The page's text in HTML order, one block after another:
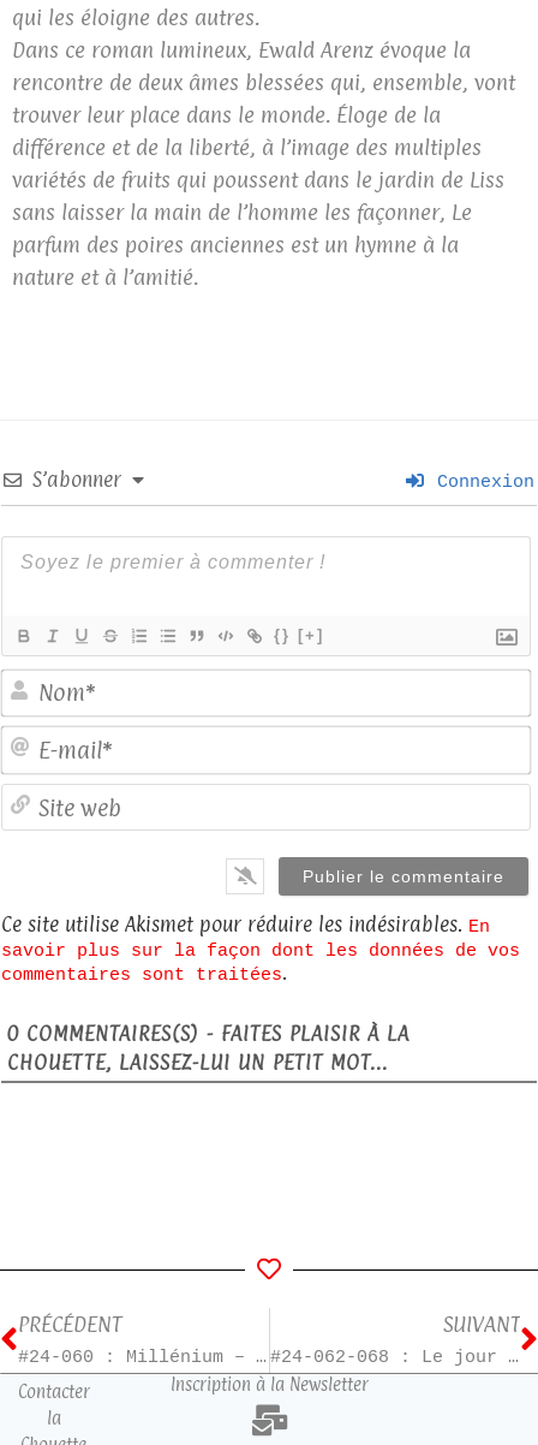
qui les éloigne des autres.
Dans ce roman lumineux, Ewald Arenz évoque la
rencontre de deux âmes blessées qui, ensemble, vont
trouver leur place dans le monde. Éloge de la
différence et de la liberté, à l’image des multiples
variétés de fruits qui poussent dans le jardin de Liss
sans laisser la main de l’homme les façonner, Le
parfum des poires anciennes est un hymne à la
nature et à l’amitié.
S’abonner Connexion
{} [+]
Ce site utilise Akismet pour réduire les indésirables. En
savoir plus sur la façon dont les données de vos
commentaires sont traitées.
0 COMMENTAIRES(S) - FAITES PLAISIR À LA
CHOUETTE, LAISSEZ-LUI UN PETIT MOT...
PRÉCÉDENT
#24-060 : Millénium – T3
SUIVANT
#24-062-068 : Le jour où – T1 à T7
Contacter
la
Inscription à la Newsletter